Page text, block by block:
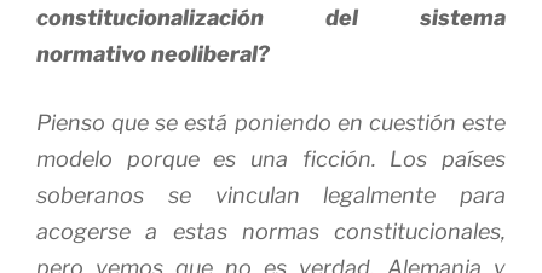
constitucionalización del sistema
normativo neoliberal?
Pienso que se está poniendo en cuestión este
modelo porque es una ficción. Los países
soberanos se vinculan legalmente para
acogerse a estas normas constitucionales,
pero vemos que no es verdad. Alemania y